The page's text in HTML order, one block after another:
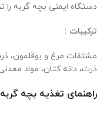
دستگاه ایمنی بچه گربه را
ترکیبات :
مشتقات مرغ و بوقلمون،
ذرت، دانه کتان، مواد
راهنمای تغذیه بچه